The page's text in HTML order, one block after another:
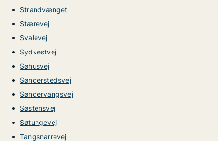
Strandvænget
Stærevej
Svalevej
Sydvestvej
Søhusvej
Sønderstedsvej
Søndervangsvej
Søstensvej
Søtungevej
Tangsnarrevej